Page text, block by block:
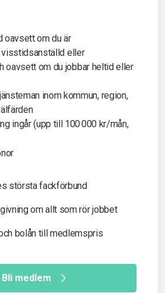
största fackförbund
om allt som rör jobbet
bolån till medlemspris
Bli medlem